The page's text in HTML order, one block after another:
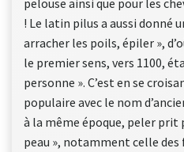
! Le latin pilus a aussi donné
arracher les poils, épiler »,
le premier sens, vers 1100,
personne ». C’est en se
populaire avec le nom
à la même époque, peler prit
peau », notamment celle